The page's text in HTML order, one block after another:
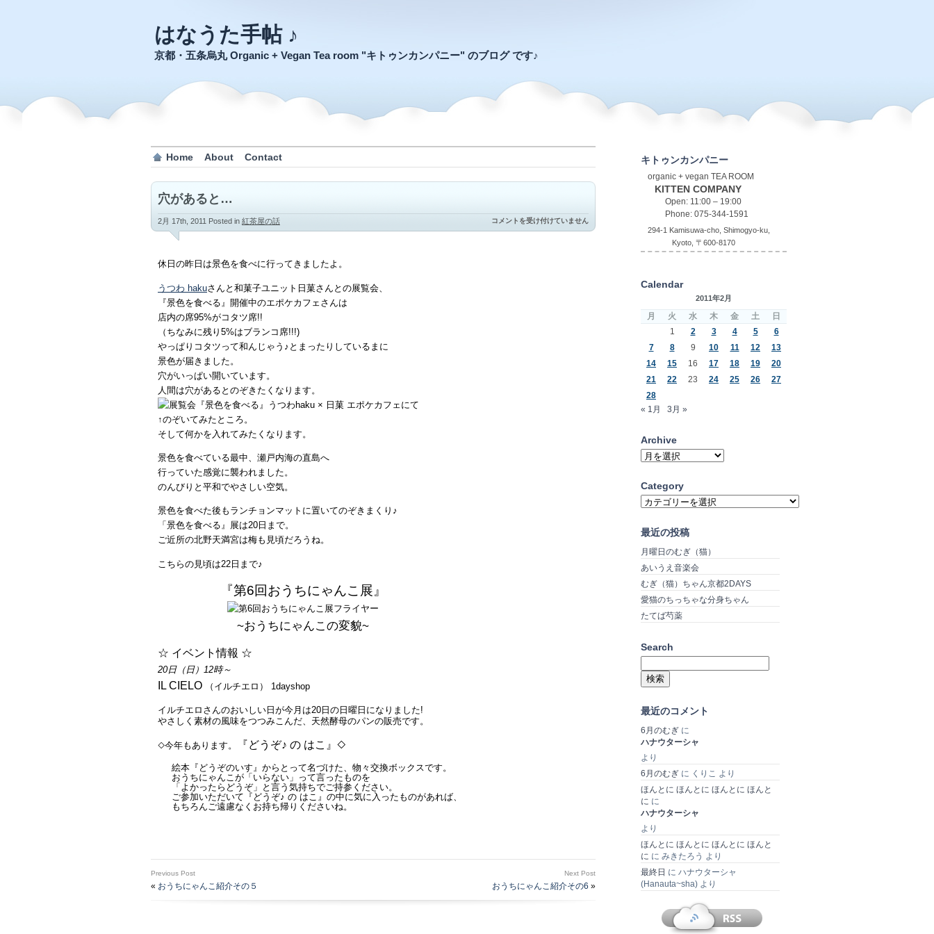
はなうた手帖 ♪
京都・五条烏丸 Organic + Vegan Tea room "キトゥンカンパニー" のブログ です♪
Home About Contact
穴があると…
2月 17th, 2011 Posted in 紅茶屋の話
穴
が
コメントを受け付けていません
休日の昨日は景色を食べに行ってきましたよ。
うつわ hakuさんと和菓子ユニット日菓さんとの展覧会、
『景色を食べる』開催中のエポケカフェさんは
店内の席95%がコタツ席!!
（ちなみに残り5%はブランコ席!!!)
やっぱりコタツって和んじゃう♪とまったりしているまに
景色が届きました。
穴がいっぱい開いています。
人間は穴があるとのぞきたくなります。
↑のぞいてみたところ。
そして何かを入れてみたくなります。
景色を食べている最中、瀬戸内海の直島へ
行っていた感覚に襲われました。
のんびりと平和でやさしい空気。
景色を食べた後もランチョンマットに置いてのぞきまくり♪
「景色を食べる』展は20日まで。
ご近所の北野天満宮は梅も見頃だろうね。
こちらの見頃は22日まで♪
『第6回おうちにゃんこ展』
~おうちにゃんこの変貌~
☆ イベント情報 ☆
20日（日）12時～
IL CIELO （イルチエロ） 1dayshop
イルチエロさんのおいしい日が今月は20日の日曜日になりました!
やさしく素材の風味をつつみこんだ、天然酵母のパンの販売です。
◇今年もあります。 『どうぞ♪ の はこ』◇
絵本『どうぞのいす』からとって名づけた、物々交換ボックスです。
おうちにゃんこが「いらない」って言ったものを
「よかったらどうぞ」と言う気持ちでご持参ください。
ご参加いただいて『どうぞ♪ の はこ』の中に気に入ったものがあれば、
もちろんご遠慮なくお持ち帰りくださいね。
Previous Post
« おうちにゃんこ紹介その５
Next Post
おうちにゃんこ紹介その6 »
キトゥンカンパニー
organic + vegan TEA ROOM
KITTEN COMPANY
Open: 11:00 – 19:00
Phone: 075-344-1591
294-1 Kamisuwa-cho, Shimogyo-ku,
Kyoto, 〒600-8170
Calendar
2011年2月
月 火 水 木 金 土
日
1
2 3 4 5
6
7
8 9 10 11 12
13
14
15 16 17 18 19
20
21
22 23 24 25 26
27
28
« 1月
3月 »
Archive
Archive
Category
Category
最近の投稿
月曜日のむぎ（猫）
あいうえ音楽会
むぎ（猫）ちゃん京都2DAYS
愛猫のちっちゃな分身ちゃん
たてば芍薬
Search
索:
最近のコメント
6月のむぎ に
ハナウターシャ
より
6月のむぎ に くりこ より
ほんとに ほんとに ほんとに ほんと
に に
ハナウターシャ
より
ほんとに ほんとに ほんとに ほんと
に に みきたろう より
最終日 に ハナウターシャ
(Hanauta~sha) より